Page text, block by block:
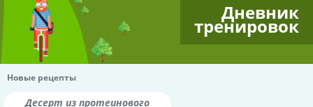
Дневник
тренировок
Новые рецепты
Десерт из протеинового